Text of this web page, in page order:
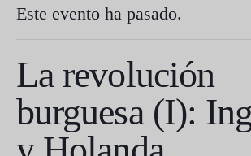
Este evento ha pasado.
La revolución
burguesa (I):